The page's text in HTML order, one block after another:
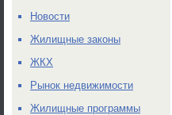
Новости
Жилищные законы
ЖКХ
Рынок недвижимости
Жилищные программы